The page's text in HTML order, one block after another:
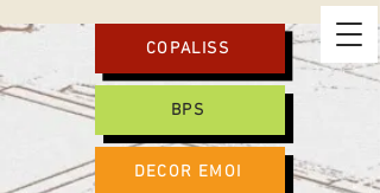
COPALISS
BPS
DECOR EMOI